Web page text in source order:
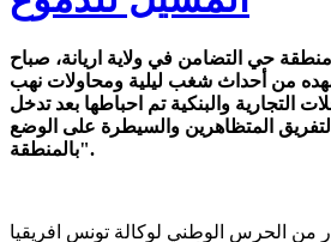
حي التضامن في ولاية اريانة، صباح
شهده من أحداث شغب ليلية ومحاولات نهب
التجارية والبنكية تم احباطها بعد تدخل
لتفريق المتظاهرين والسيطرة على الوضع
بالمنطقة".
الحرس الوطني لوكالة تونس افريقيا